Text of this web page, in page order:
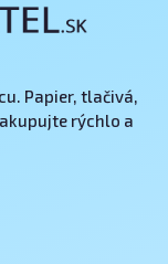
Papier, tlačivá,
rýchlo a